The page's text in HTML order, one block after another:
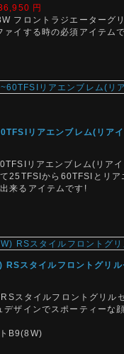
円
フロントラジエーターグリ
イする時の必須アイテム
リアエンブレム(リア
リアエンブレム(リアイ
25TFSIから60TFSIとリア
来るアイテムです!
スタイルフロントグリル
スタイルフロントグリルセ
ザインでスポーティーな
B9(8W)